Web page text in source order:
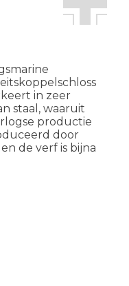
in zeer
staal, waaruit
productie
door
de verf is bijna